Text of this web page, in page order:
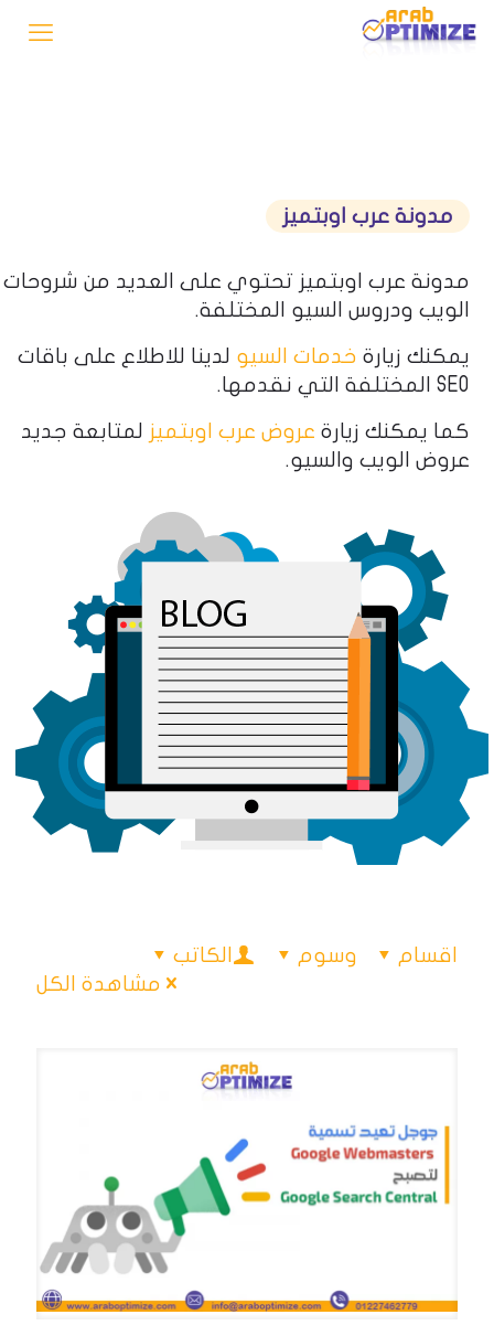
مدونة عرب اوبتميز
مدونة عرب اوبتميز تحتوي على العديد من شروحات
الويب ودروس السيو المختلفة.
يمكنك زيارة خدمات السيو لدينا للاطلاع على باقات
SEO المختلفة التي نقدمها.
كما يمكنك زيارة عروض عرب اوبتميز لمتابعة جديد
عروض الويب والسيو.
اقسام وسوم
الكاتب
مشاهدة الكل